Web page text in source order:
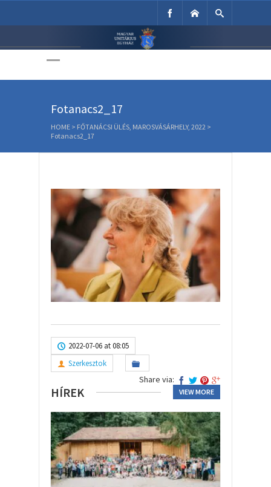
Unitárius Egyház
Fotanacs2_17
HOME > FŐTANÁCSI ÜLÉS, MAROSVÁSÁRHELY, 2022 >
Fotanacs2_17
2022-07-06 at 08:05
Szerkesztok
Share via:
HÍREK VIEW MORE